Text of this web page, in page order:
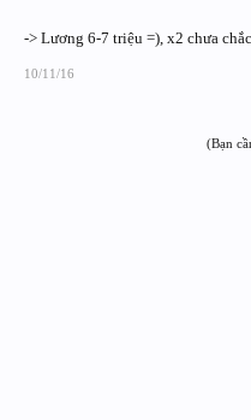
-> Lương 6-7 triệu =), x2 chưa
10/11/16
(Bạn